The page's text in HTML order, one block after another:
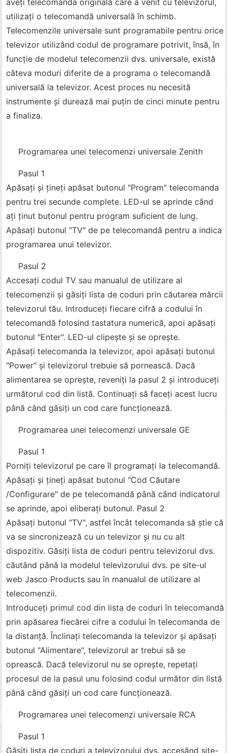
aveți telecomanda originală care a venit cu televizorul,
utilizați o telecomandă universală în schimb.
Telecomenzile universale sunt programabile pentru orice
televizor utilizând codul de programare potrivit, însă, în
funcție de modelul telecomenzii dvs. universale, există
câteva moduri diferite de a programa o telecomandă
universală la televizor. Acest proces nu necesită
instrumente și durează mai puțin de cinci minute pentru
a finaliza.
Programarea unei telecomenzi universale Zenith
Pasul 1
Apăsați și țineți apăsat butonul "Program" telecomanda
pentru trei secunde complete. LED-ul se aprinde când
ați ținut butonul pentru program suficient de lung.
Apăsați butonul "TV" de pe telecomandă pentru a indica
programarea unui televizor.
Pasul 2
Accesați codul TV sau manualul de utilizare al
telecomenzii și găsiți lista de coduri prin căutarea mărcii
televizorul tău. Introduceți fiecare cifră a codului în
telecomandă folosind tastatura numerică, apoi apăsați
butonul "Enter". LED-ul clipește și se oprește.
Apăsați telecomanda la televizor, apoi apăsați butonul
"Power" și televizorul trebuie să pornească. Dacă
alimentarea se oprește, reveniți la pasul 2 și introduceți
următorul cod din listă. Continuați să faceți acest lucru
până când găsiți un cod care funcționează.
Programarea unei telecomenzi universale GE
Pasul 1
Porniți televizorul pe care îl programați la telecomandă.
Apăsați și țineți apăsat butonul "Cod Căutare
/Configurare" de pe telecomandă până când indicatorul
se aprinde, apoi eliberați butonul. Pasul 2
Apăsați butonul "TV", astfel încât telecomanda să știe că
va se sincronizează cu un televizor și nu cu alt
dispozitiv. Găsiți lista de coduri pentru televizorul dvs.
căutând până la modelul televizorului dvs. pe site-ul
web Jasco Products sau în manualul de utilizare al
telecomenzii.
Introduceți primul cod din lista de coduri în telecomandă
prin apăsarea fiecărei cifre a codului în telecomanda de
la distanță. Înclinați telecomanda la televizor și apăsați
butonul "Alimentare", televizorul ar trebui să se
oprească. Dacă televizorul nu se oprește, repetați
procesul de la pasul unu folosind codul următor din listă
până când găsiți un cod care funcționează.
Programarea unei telecomenzi universale RCA
Pasul 1
Găsiți lista de coduri a televizorului dvs. accesând site-